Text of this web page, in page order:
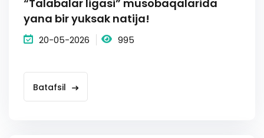
“Talabalar ligasi” musobaqalarida
yana bir yuksak natija!
20-05-2026 995
Batafsil